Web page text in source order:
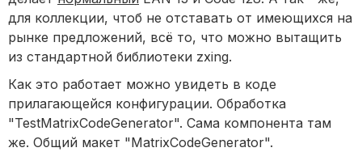
для коллекции, чтоб не отставать от имеющихся на
рынке предложений, всё то, что можно вытащить
из стандартной библиотеки zxing.
Как это работает можно увидеть в коде
прилагающейся конфигурации. Обработка
"TestMatrixCodeGenerator". Сама компонента там
же. Общий макет "MatrixCodeGenerator".